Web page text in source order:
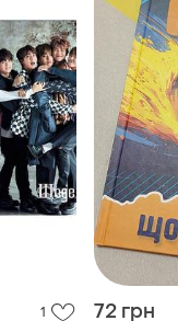
1 72 грн